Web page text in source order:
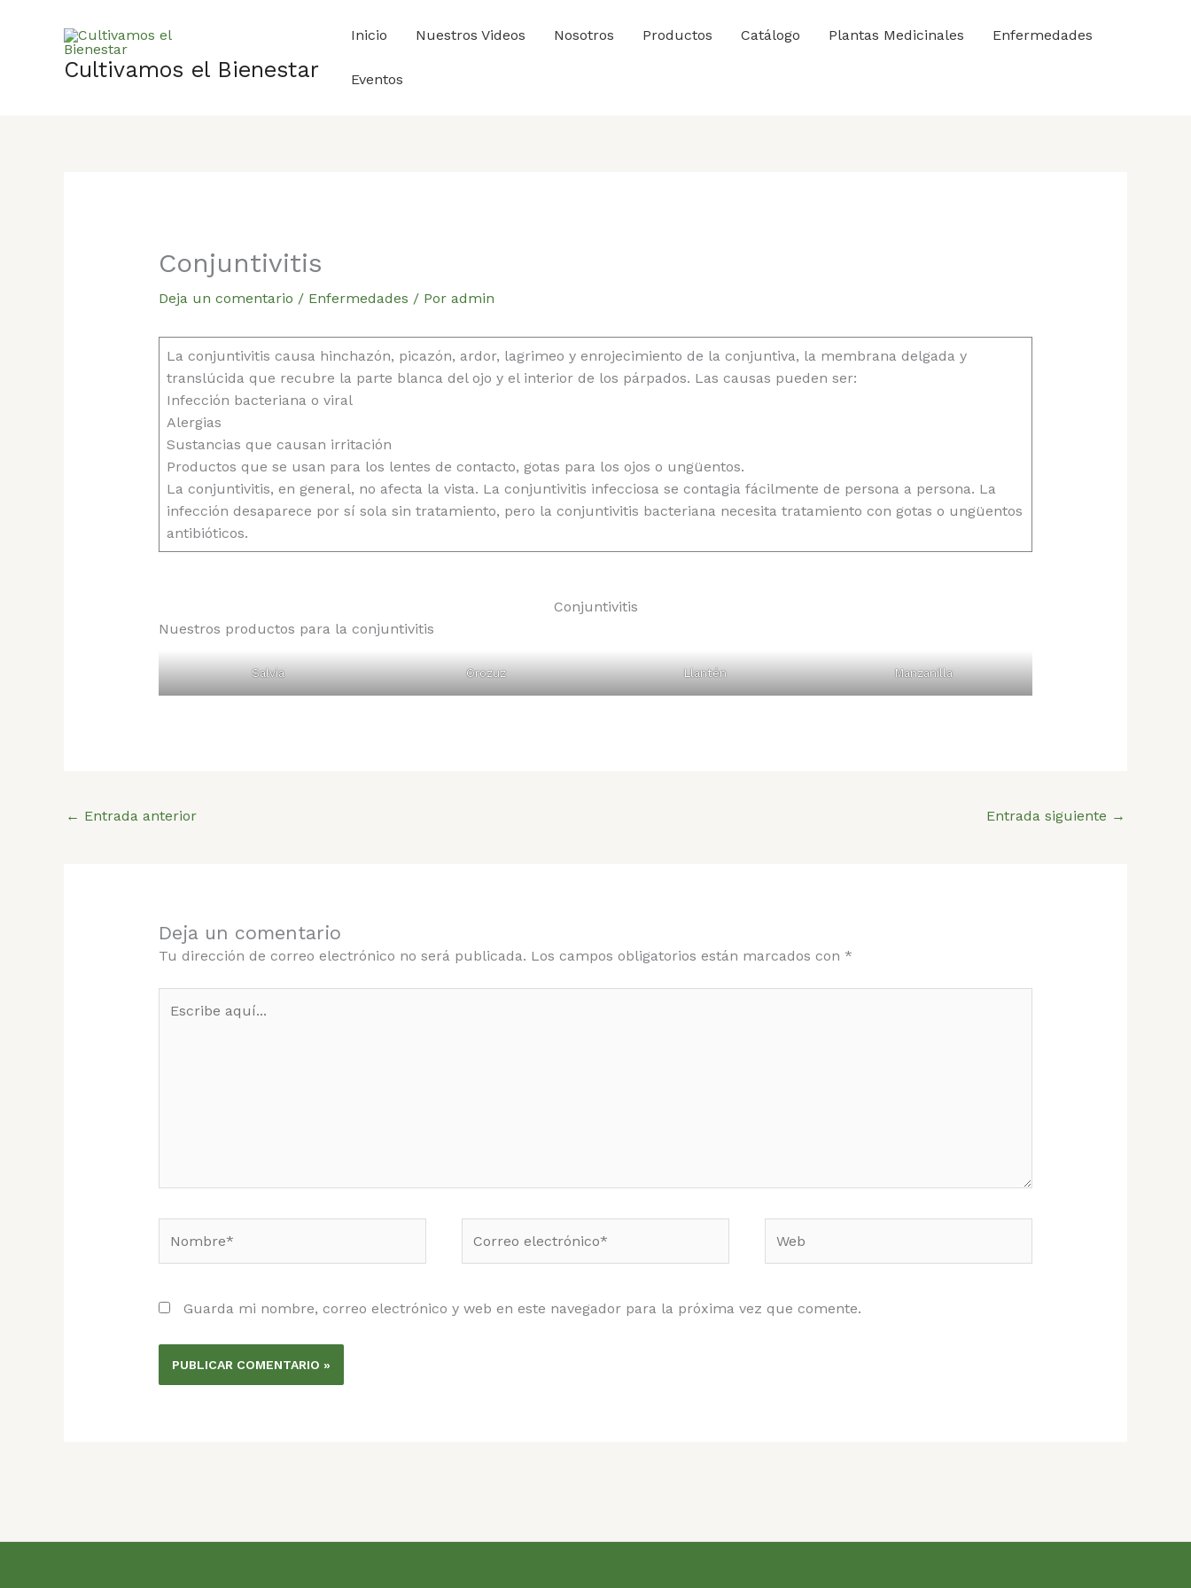
contenido
Cultivamos el Bienestar
Inicio Nuestros Videos Nosotros Productos Catálogo Plantas Medicinales Enfermedades
Eventos
Conjuntivitis
Deja un comentario / Enfermedades / Por admin
La conjuntivitis causa hinchazón, picazón, ardor, lagrimeo y enrojecimiento de la conjuntiva, la membrana delgada y
translúcida que recubre la parte blanca del ojo y el interior de los párpados. Las causas pueden ser:
Infección bacteriana o viral
Alergias
Sustancias que causan irritación
Productos que se usan para los lentes de contacto, gotas para los ojos o ungüentos.
La conjuntivitis, en general, no afecta la vista. La conjuntivitis infecciosa se contagia fácilmente de persona a persona. La
infección desaparece por sí sola sin tratamiento, pero la conjuntivitis bacteriana necesita tratamiento con gotas o ungüentos
antibióticos.
Conjuntivitis
Nuestros productos para la conjuntivitis
Salvia Orozuz Llantén Manzanilla
← Entrada anterior Entrada siguiente →
Deja un comentario
Tu dirección de correo electrónico no será publicada. Los campos obligatorios están marcados con *
aquí...
electrónico*
Guarda mi nombre, correo electrónico y web en este navegador para la próxima vez que comente.